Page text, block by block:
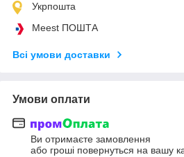
Укрпошта
Meest ПОШТА
Всі умови доставки
Умови оплати
Ви отримаєте замовлення
або гроші повернуться на вашу